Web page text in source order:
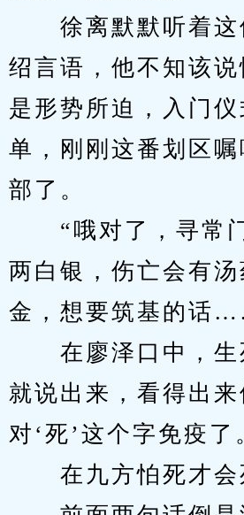
徐离默默听着这
绍言语，他不知该
是形势所迫，入门
单，刚刚这番划区
部了。
“哦对了，寻常门
两白银，伤亡会有汤
金，想要筑基的话
在廖泽口中，生
就说出来，看得出来
对‘死’这个字免疫了
在九方怕死才会